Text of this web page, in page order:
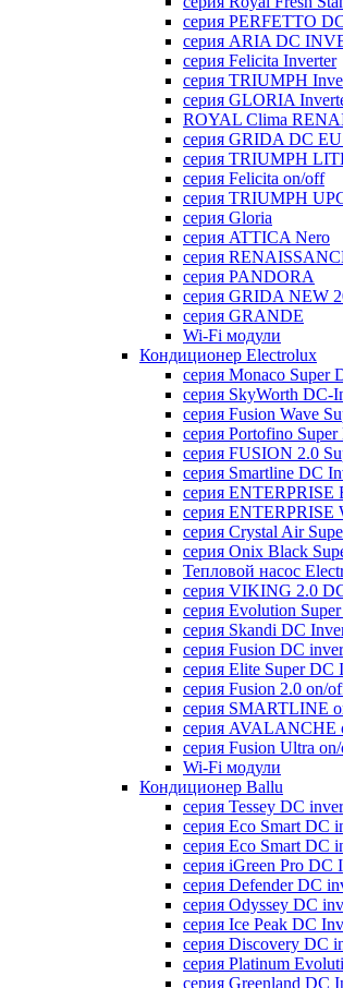
серия PERFETTO
серия ARIA DC
серия Felicita Inverter
серия TRIUMPH
серия GLORIA
ROYAL Clima
серия GRIDA DC
серия TRIUMPH
серия Felicita on/off
серия TRIUMPH
серия Gloria
серия ATTICA Nero
серия
серия PANDORA
серия GRIDA NEW
серия GRANDE
Wi-Fi модули
Кондиционер Electrolux
серия Monaco Super
серия SkyWorth DC-
серия Fusion Wave
серия Portofino
серия FUSION 2.0
серия Smartline DC
серия
серия ENTERPRISE
серия Crystal Air
серия Onix Black
Тепловой насос
серия VIKING 2.0
серия Evolution
серия Skandi DC
серия Fusion DC
серия Elite Super DC
серия Fusion 2.0 on/
серия SMARTLINE
серия AVALANCHE
серия Fusion Ultra
Wi-Fi модули
Кондиционер Ballu
серия Tessey DC
серия Eco Smart DC
серия Eco Smart DC
серия iGreen Pro DC
серия Defender DC
серия Odyssey DC
серия Ice Peak DС
cерия Discovery DC
серия Platinum
серия Greenland DC